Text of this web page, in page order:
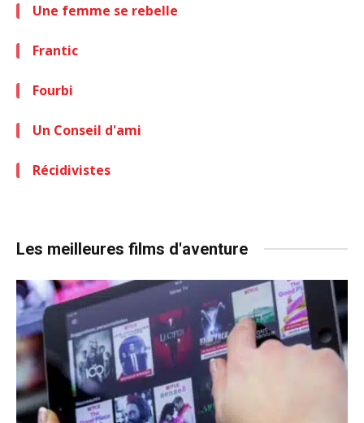
Une femme se rebelle
Frantic
Fourbi
Un Conseil d'ami
Récidivistes
Les meilleures films d'aventure